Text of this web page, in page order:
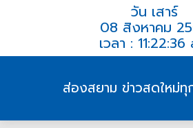
วัน เสาร์
08 สิงหาคม
เวลา : 11:22:36
ส่องสยาม ข่าวสดใหม่ทุ